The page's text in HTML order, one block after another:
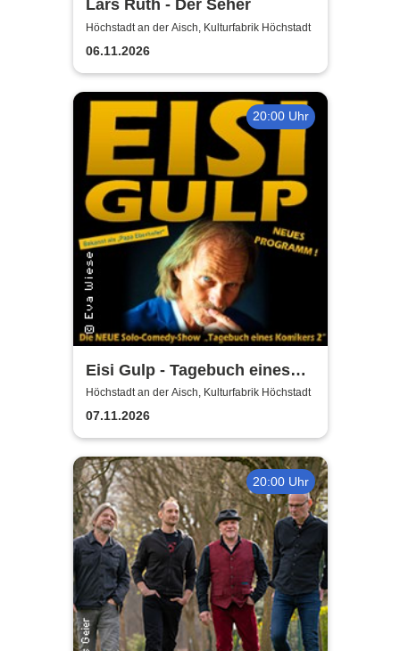
Lars Ruth - Der Seher
Höchstadt an der Aisch, Kulturfabrik Höchstadt
06.11.2026
20:00 Uhr
Eisi Gulp - Tagebuch eines
Komikers 2 (neues
Programm)
Höchstadt an der Aisch, Kulturfabrik Höchstadt
07.11.2026
20:00 Uhr